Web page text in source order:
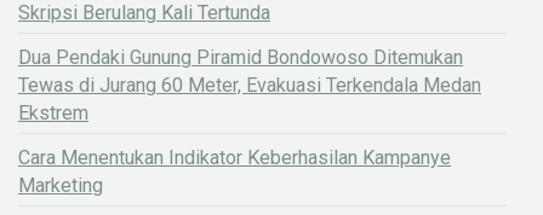
Skripsi Berulang Kali Tertunda
Dua Pendaki Gunung Piramid Bondowoso Ditemukan
Tewas di Jurang 60 Meter, Evakuasi Terkendala Medan
Ekstrem
Cara Menentukan Indikator Keberhasilan Kampanye
Marketing